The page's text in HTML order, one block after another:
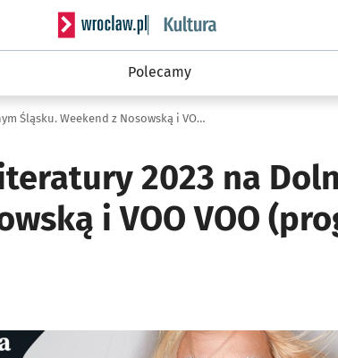
Serwis informacyjny wroclaw.pl podserwis:
Polecamy
Festiwal Góry Literatury 2023 na Dolnym Śląsku. Weekend z Nosowską i VOO VOO (program, bilety)
2023 na
i VOO VOO